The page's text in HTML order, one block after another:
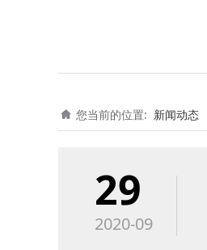
您当前的位置: 新闻动态
29
2020-09